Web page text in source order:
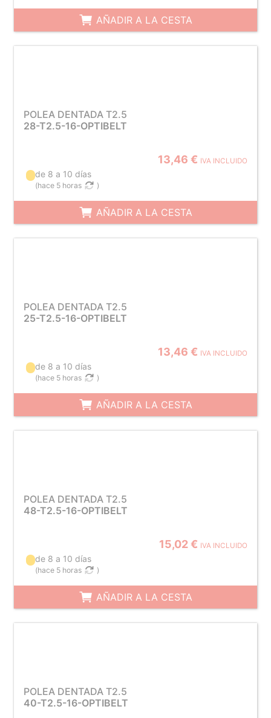
AÑADIR A LA CESTA
POLEA DENTADA T2.5
28-T2.5-16-OPTIBELT
13,46 € IVA INCLUIDO
de 8 a 10 días
(hace 5 horas )
AÑADIR A LA CESTA
POLEA DENTADA T2.5
25-T2.5-16-OPTIBELT
13,46 € IVA INCLUIDO
de 8 a 10 días
(hace 5 horas )
AÑADIR A LA CESTA
POLEA DENTADA T2.5
48-T2.5-16-OPTIBELT
15,02 € IVA INCLUIDO
de 8 a 10 días
(hace 5 horas )
AÑADIR A LA CESTA
POLEA DENTADA T2.5
40-T2.5-16-OPTIBELT